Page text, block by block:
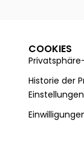
COOKIES
Historie der
Einstellungen